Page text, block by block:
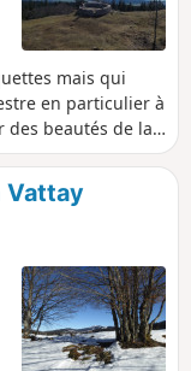
mais qui
en particulier à
beautés de la
de Joux au Lac
Vattay